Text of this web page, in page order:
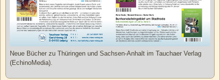
Neue Bücher zu Thüringen und Sachsen-Anhalt im Tauchaer Verlag
(EchinoMedia).